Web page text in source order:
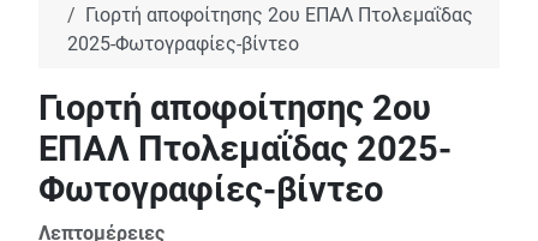
Γιορτή αποφοίτησης 2ου ΕΠΑΛ Πτολεμαΐδας
2025-Φωτογραφίες-βίντεο
Γιορτή αποφοίτησης 2ου
ΕΠΑΛ Πτολεμαΐδας 2025-
Φωτογραφίες-βίντεο
Λεπτομέρειες